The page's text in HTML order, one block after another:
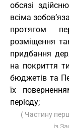
обсязі
всіма
протягом
розміщення
придбання
на покриття
бюджетів та
їх
періоду;
( Частину